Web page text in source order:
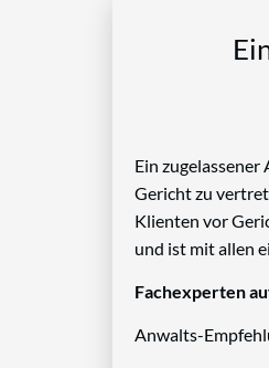
Ein
Gericht zu
Klienten vor
und ist mit allen
Fachexperten
Anwalts-